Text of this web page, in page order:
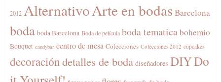
2012 AlternativoArte en bodas Barcelona
boda boda Barcelona Boda de película boda tematicabohemio
Bouquet candybar centro de mesa Colecciones Colecciones 2012 cupcakes
decoracióndetalles de boda diseñadores DIYDo